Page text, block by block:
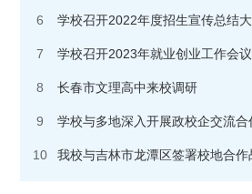
6 学校召开2022年度招生宣传总结
7 学校召开2023年就业创业工作会议
8 长春市文理高中来校调研
9 学校与多地深入开展政校企交流合
10 我校与吉林市龙潭区签署校地合作